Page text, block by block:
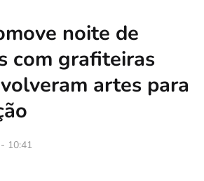
noite de
com grafiteiras
artes para
- 10:41